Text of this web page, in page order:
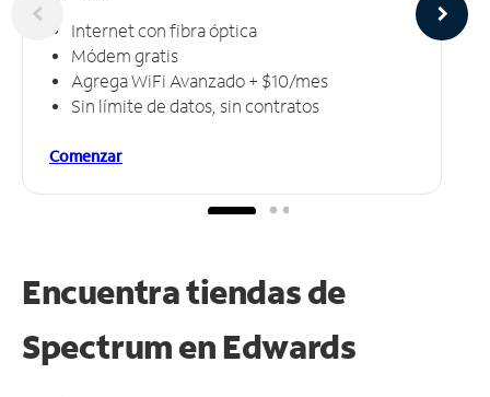
Internet con fibra óptica
Módem gratis
Agrega WiFi Avanzado + $10/mes
Sin límite de datos, sin contratos
Comenzar
Encuentra tiendas de
Spectrum en Edwards